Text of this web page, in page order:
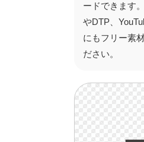
ードできます
やDTP、
にもフリー素
ださい。